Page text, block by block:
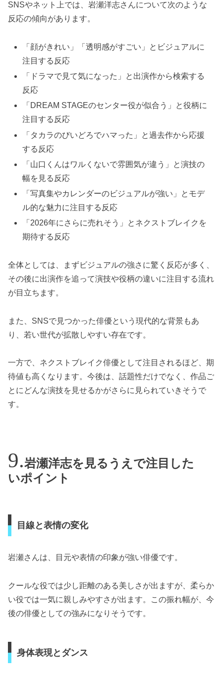
SNSやネット上では、岩瀬洋志さんについて次のような
反応の傾向があります。
「顔がきれい」「透明感がすごい」とビジュアルに
注目する反応
「ドラマで見て気になった」と出演作から検索する
反応
「DREAM STAGEのセンター役が似合う」と役柄に
注目する反応
「タカラのびいどろでハマった」と過去作から応援
する反応
「山口くんはワルくないで雰囲気が違う」と演技の
幅を見る反応
「写真集やカレンダーのビジュアルが強い」とモデ
ル的な魅力に注目する反応
「2026年にさらに売れそう」とネクストブレイクを
期待する反応
全体としては、まずビジュアルの強さに驚く反応が多く、
その後に出演作を追って演技や役柄の違いに注目する流れ
が目立ちます。
また、SNSで見つかった俳優という現代的な背景もあ
り、若い世代が拡散しやすい存在です。
一方で、ネクストブレイク俳優として注目されるほど、期
待値も高くなります。今後は、話題性だけでなく、作品ご
とにどんな演技を見せるかがさらに見られていきそうで
す。
岩瀬洋志を見るうえで注目した
いポイント
目線と表情の変化
岩瀬さんは、目元や表情の印象が強い俳優です。
クールな役では少し距離のある美しさが出ますが、柔らか
い役では一気に親しみやすさが出ます。この振れ幅が、今
後の俳優としての強みになりそうです。
身体表現とダンス